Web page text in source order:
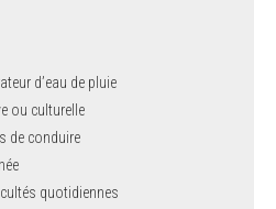
d’eau de pluie
ou culturelle
de conduire
quotidiennes